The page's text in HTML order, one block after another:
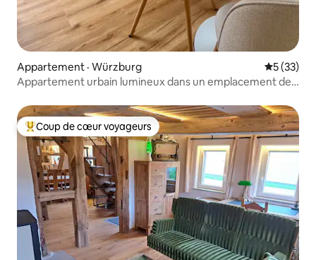
Appartement · Würzburg Note
5 (33)
Appartement urbain lumineux dans un emplacement de
Coup de cœur voyageurs parmi les plus aimés
Coup de cœur voyageurs